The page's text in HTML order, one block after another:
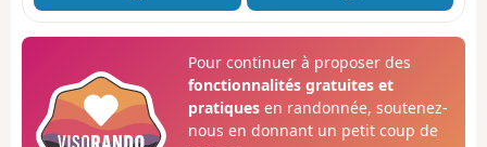
Pour continuer à proposer des
fonctionnalités gratuites et
pratiquesen randonnée, soutenez-
nous en donnant un petit coup de